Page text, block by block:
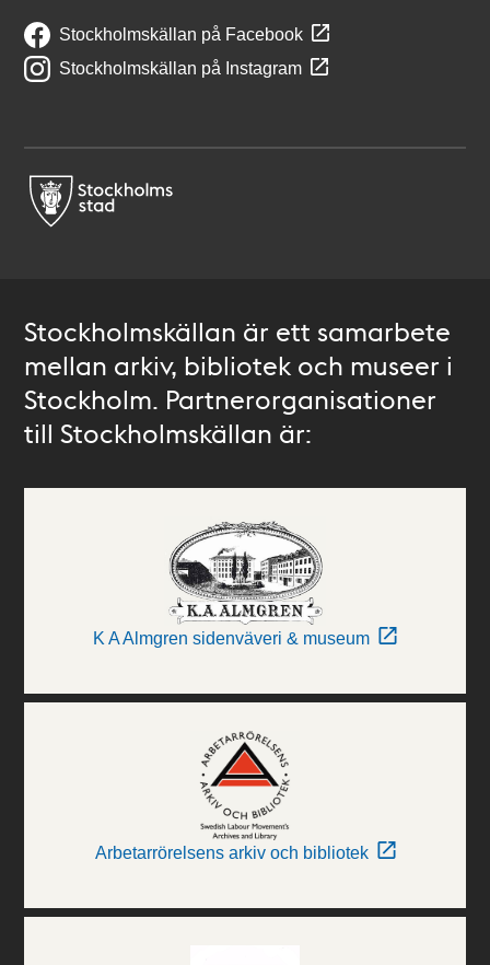
Stockholmskällan på Facebook
Stockholmskällan på Instagram
Stockholmskällan är ett samarbete
mellan arkiv, bibliotek och museer i
Stockholm. Partnerorganisationer
till Stockholmskällan är:
K A Almgren sidenväveri & museum
Arbetarrörelsens arkiv och bibliotek